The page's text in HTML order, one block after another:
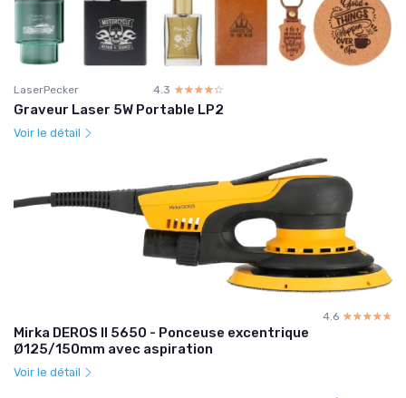
LaserPecker 4.3 ☆☆☆☆☆
★★★★★
Graveur Laser 5W Portable LP2
Voir le détail
4.6 ☆☆☆☆☆
★★★★★
Mirka DEROS II 5650 - Ponceuse excentrique
Ø125/150mm avec aspiration
Voir le détail